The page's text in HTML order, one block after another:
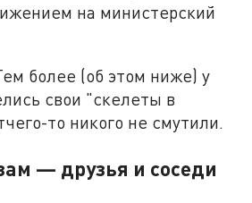
на министерский
более (об этом ниже) у
свои "скелеты в
то никого не смутили.
— друзья и соседи